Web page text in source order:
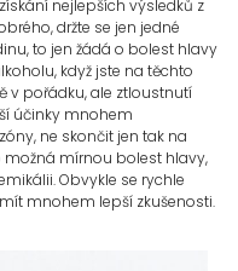
nejlepších výsledků z
držte se jen jedné
to jen žádá o bolest hlavy
když jste na těchto
v pořádku, ale ztloustnutí
účinky mnohem
ne skončit jen tak na
mírnou bolest hlavy,
Obvykle se rychle
mnohem lepší zkušenosti.